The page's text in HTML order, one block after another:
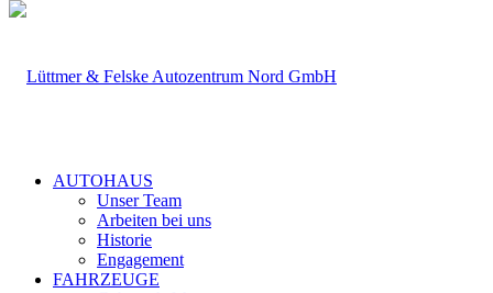
AUTOHAUS
Unser Team
Arbeiten bei uns
Historie
Engagement
FAHRZEUGE